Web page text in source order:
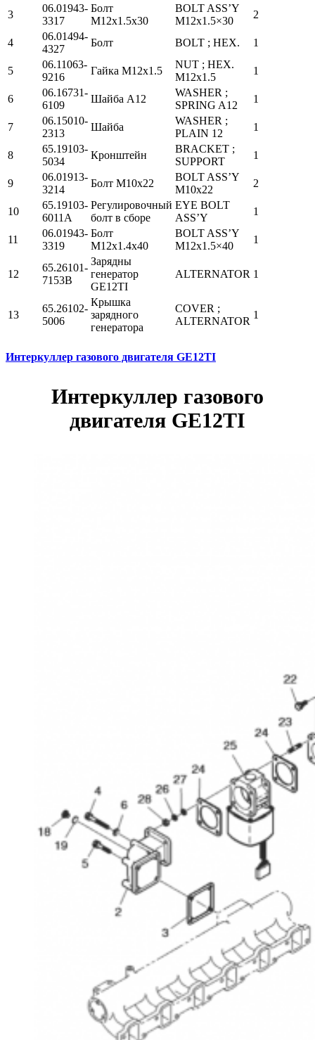
3
06.01943-
3317
Болт
М12х1.5х30
BOLT ASS’Y
M12x1.5×30
2
4
06.01494-
4327
Болт BOLT ; HEX. 1
5
06.11063-
9216
Гайка М12х1.5
NUT ; HEX.
M12x1.5
1
6
06.16731-
6109
Шайба А12
WASHER ;
SPRING A12
1
7
06.15010-
2313
Шайба
WASHER ;
PLAIN 12
1
8
65.19103-
5034
Кронштейн
BRACKET ;
SUPPORT
1
9
06.01913-
3214
Болт М10х22
BOLT ASS’Y
M10x22
2
10
65.19103-
6011A
Регулировочный
болт в сборе
EYE BOLT
ASS’Y
1
11
06.01943-
3319
Болт
М12х1.4х40
BOLT ASS’Y
M12x1.5×40
1
12
65.26101-
7153B
Зарядны
генератор
GE12TI
ALTERNATOR 1
13
65.26102-
5006
Крышка
зарядного
генератора
COVER ;
ALTERNATOR
1
Интеркуллер газового двигателя GE12TI
Интеркуллер газового
двигателя GE12TI